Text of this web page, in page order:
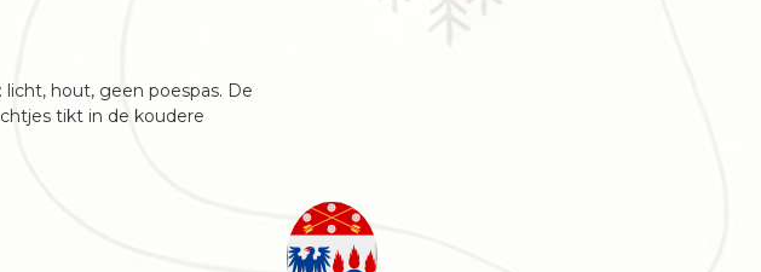
hout, geen poespas. De
tikt in de koudere